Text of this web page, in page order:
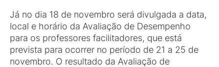
Já no dia 18 de novembro será divulgada a data,
local e horário da Avaliação de Desempenho
para os professores facilitadores, que está
prevista para ocorrer no período de 21 a 25 de
novembro. O resultado da Avaliação de